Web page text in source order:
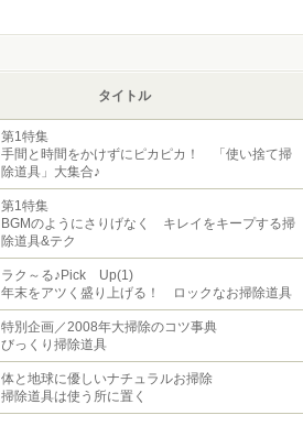
タイトル
第1特集
手間と時間をかけずにピカピカ！ 「使い捨て掃
除道具」大集合♪
第1特集
BGMのようにさりげなく キレイをキープする掃
除道具&テク
ラク～る♪Pick Up(1)
年末をアツく盛り上げる！ ロックなお掃除道具
特別企画／2008年大掃除のコツ事典
びっくり掃除道具
体と地球に優しいナチュラルお掃除
掃除道具は使う所に置く